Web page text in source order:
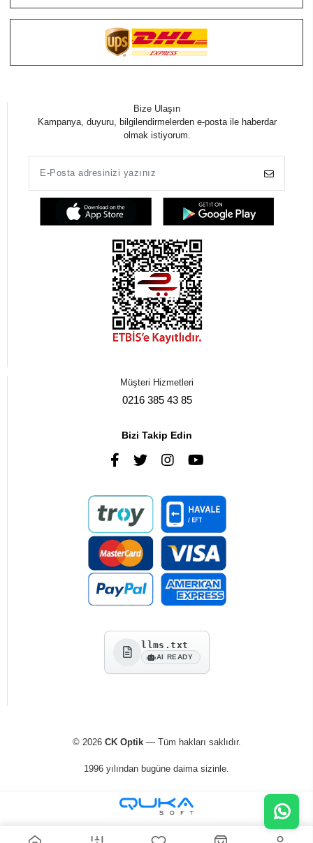
Bize Ulaşın
Kampanya, duyuru, bilgilendirmelerden e-posta ile haberdar
olmak istiyorum.
Müşteri Hizmetleri
0216 385 43 85
Bizi Takip Edin
llms.txt
AI READY
© 2026 CK Optik— Tüm hakları saklıdır.
1996 yılından bugüne daima sizinle.